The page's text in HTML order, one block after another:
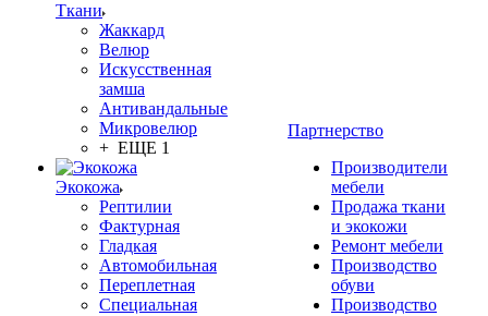
Ткани
Жаккард
Велюр
Искусственная
замша
Антивандальные
Микровелюр
+ ЕЩЕ 1
Экокожа
Рептилии
Фактурная
Гладкая
Автомобильная
Переплетная
Специальная
Партнерство
Производители
мебели
Продажа ткани
и экокожи
Ремонт мебели
Производство
обуви
Производство